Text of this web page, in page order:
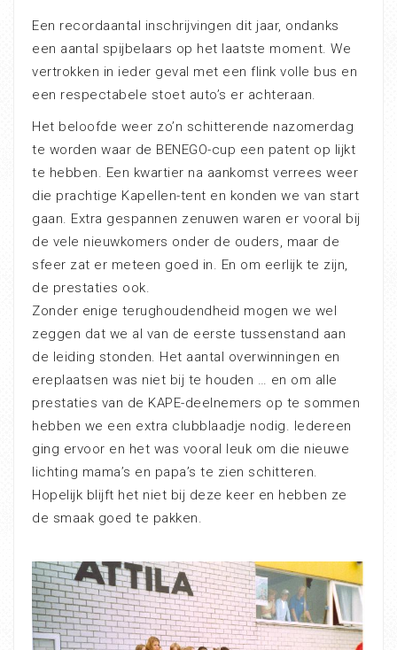
Een recordaantal inschrijvingen dit jaar, ondanks
een aantal spijbelaars op het laatste moment. We
vertrokken in ieder geval met een flink volle bus en
een respectabele stoet auto’s er achteraan.
Het beloofde weer zo’n schitterende nazomerdag
te worden waar de BENEGO-cup een patent op lijkt
te hebben. Een kwartier na aankomst verrees weer
die prachtige Kapellen-tent en konden we van start
gaan. Extra gespannen zenuwen waren er vooral bij
de vele nieuwkomers onder de ouders, maar de
sfeer zat er meteen goed in. En om eerlijk te zijn,
de prestaties ook.
Zonder enige terughoudendheid mogen we wel
zeggen dat we al van de eerste tussenstand aan
de leiding stonden. Het aantal overwinningen en
ereplaatsen was niet bij te houden … en om alle
prestaties van de KAPE-deelnemers op te sommen
hebben we een extra clubblaadje nodig. Iedereen
ging ervoor en het was vooral leuk om die nieuwe
lichting mama’s en papa’s te zien schitteren.
Hopelijk blijft het niet bij deze keer en hebben ze
de smaak goed te pakken.